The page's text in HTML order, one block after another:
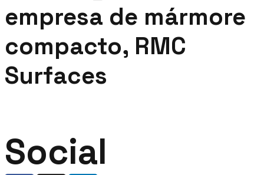
empresa de mármore
compacto, RMC
Surfaces
Social